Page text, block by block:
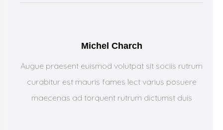
Michel Charch
Augue praesent euismod volutpat sit sociis rutrum
curabitur est mauris fames lect varius posuere
maecenas ad torquent rutrum dictumst duis